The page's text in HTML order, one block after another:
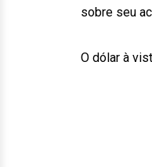
sobre seu
O dólar à